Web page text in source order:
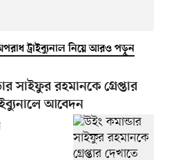
ট্রাইব্যুনাল নিয়ে আরও পড়ুন
সাইফুর রহমানকে গ্রেপ্তার
আবেদন